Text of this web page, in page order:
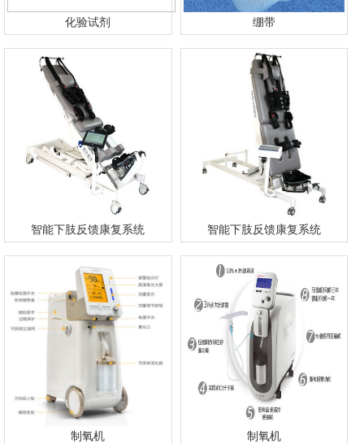
化验试剂 绷带
智能下肢反馈康复系统 智能下肢反馈康复系统
制氧机 制氧机